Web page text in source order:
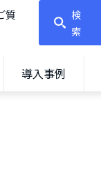
質
検
索
導入事例